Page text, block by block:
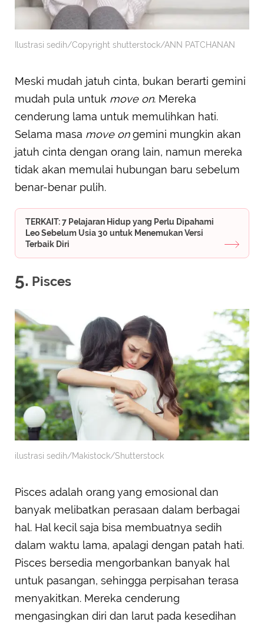
Ilustrasi sedih/Copyright shutterstock/ANN PATCHANAN
Meski mudah jatuh cinta, bukan berarti gemini
mudah pula untuk move on. Mereka
cenderung lama untuk memulihkan hati.
Selama masa move ongemini mungkin akan
jatuh cinta dengan orang lain, namun mereka
tidak akan memulai hubungan baru sebelum
benar-benar pulih.
TERKAIT: 7 Pelajaran Hidup yang Perlu Dipahami
Leo Sebelum Usia 30 untuk Menemukan Versi
Terbaik Diri
5. Pisces
ilustrasi sedih/Makistock/Shutterstock
Pisces adalah orang yang emosional dan
banyak melibatkan perasaan dalam berbagai
hal. Hal kecil saja bisa membuatnya sedih
dalam waktu lama, apalagi dengan patah hati.
Pisces bersedia mengorbankan banyak hal
untuk pasangan, sehingga perpisahan terasa
menyakitkan. Mereka cenderung
mengasingkan diri dan larut pada kesedihan